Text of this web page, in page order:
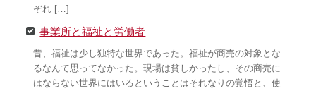
ぞれ […]
事業所と福祉と労働者
昔、福祉は少し独特な世界であった。福祉が商売の対象とな
るなんて思ってなかった。現場は貧しかったし、その商売に
はならない世界にはいるということはそれなりの覚悟と、使